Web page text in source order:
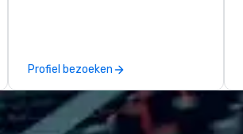
Profiel bezoeken